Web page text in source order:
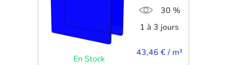
En Stock
30 %
1 à 3 jours
43,46 € / m²